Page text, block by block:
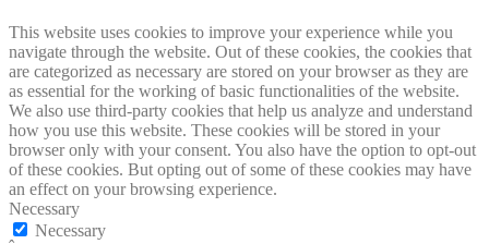
This website uses cookies to improve your experience while you
navigate through the website. Out of these cookies, the cookies that
are categorized as necessary are stored on your browser as they are
as essential for the working of basic functionalities of the website.
We also use third-party cookies that help us analyze and understand
how you use this website. These cookies will be stored in your
browser only with your consent. You also have the option to opt-out
of these cookies. But opting out of some of these cookies may have
an effect on your browsing experience.
Necessary
Necessary